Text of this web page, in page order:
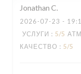
Jonathan C
2026-07-23 -
УСЛУГИ : 5/5
КАЧЕСТВО : 5/5